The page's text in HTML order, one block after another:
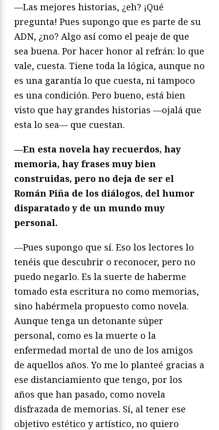
—Las mejores historias, ¿eh? ¡Qué
pregunta! Pues supongo que es parte de su
ADN, ¿no? Algo así como el peaje de que
sea buena. Por hacer honor al refrán: lo que
vale, cuesta. Tiene toda la lógica, aunque no
es una garantía lo que cuesta, ni tampoco
es una condición. Pero bueno, está bien
visto que hay grandes historias —ojalá que
esta lo sea— que cuestan.
—En esta novela hay recuerdos, hay
memoria, hay frases muy bien
construidas, pero no deja de ser el
Román Piña de los diálogos, del humor
disparatado y de un mundo muy
personal.
—Pues supongo que sí. Eso los lectores lo
tenéis que descubrir o reconocer, pero no
puedo negarlo. Es la suerte de haberme
tomado esta escritura no como memorias,
sino habérmela propuesto como novela.
Aunque tenga un detonante súper
personal, como es la muerte o la
enfermedad mortal de uno de los amigos
de aquellos años. Yo me lo planteé gracias a
ese distanciamiento que tengo, por los
años que han pasado, como novela
disfrazada de memorias. Sí, al tener ese
objetivo estético y artístico, no quiero